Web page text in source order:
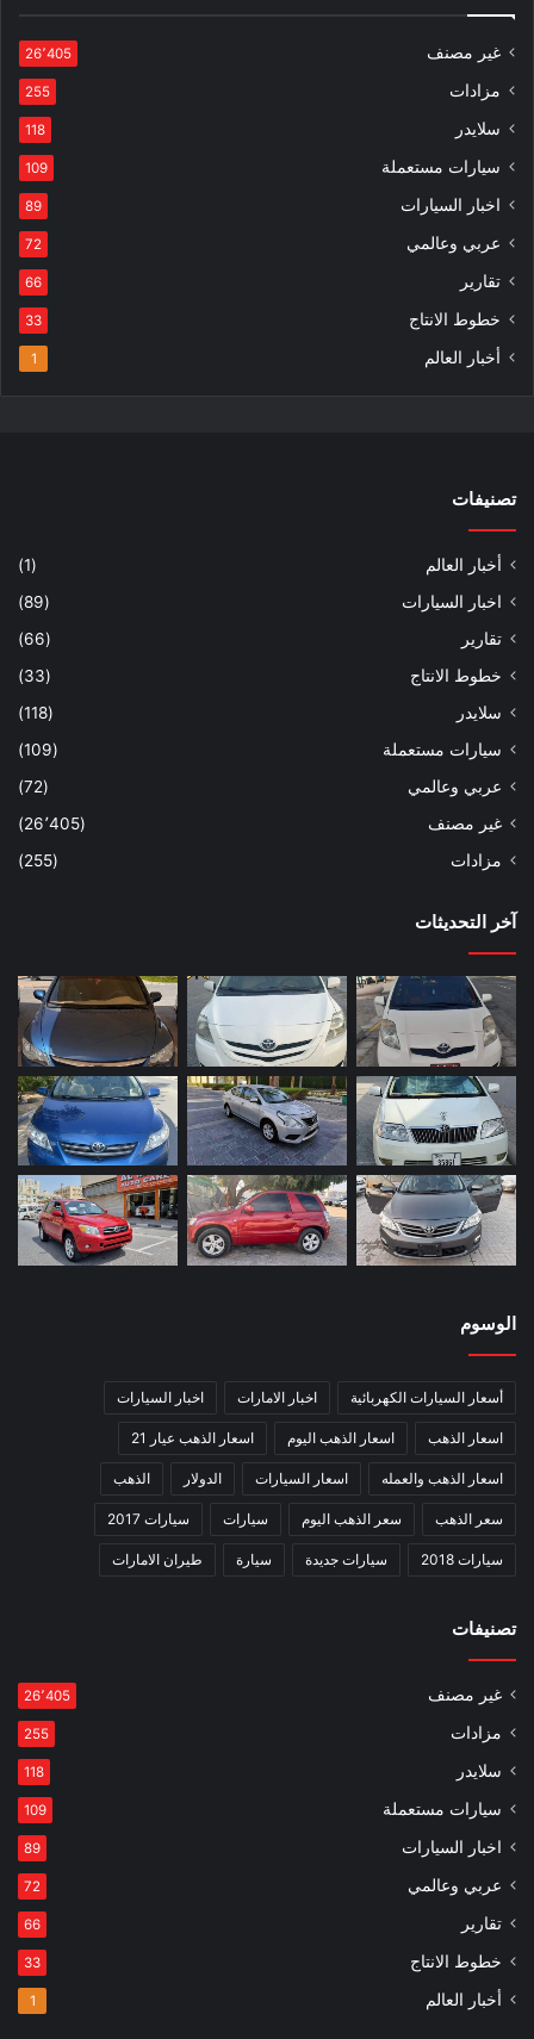
غير مصنف 26٬405
مزادات 255
سلايدر 118
سيارات مستعملة 109
اخبار السيارات 89
عربي وعالمي 72
تقارير 66
خطوط الانتاج 33
أخبار العالم 1
تصنيفات
أخبار العالم
(1)
اخبار السيارات
(89)
تقارير
(66)
خطوط الانتاج
(33)
سلايدر
(118)
سيارات مستعملة
(109)
عربي وعالمي
(72)
غير مصنف
(26٬405)
مزادات
(255)
آخر التحديثات
الوسوم
أسعار السيارات الكهربائية اخبار الامارات اخبار السيارات
اسعار الذهب اسعار الذهب اليوم اسعار الذهب عيار 21
اسعار الذهب والعمله اسعار السيارات الدولار الذهب
سعر الذهب سعر الذهب اليوم سيارات سيارات 2017
سيارات 2018 سيارات جديدة سيارة طيران الامارات
تصنيفات
غير مصنف 26٬405
مزادات 255
سلايدر 118
سيارات مستعملة 109
اخبار السيارات 89
عربي وعالمي 72
تقارير 66
خطوط الانتاج 33
أخبار العالم 1